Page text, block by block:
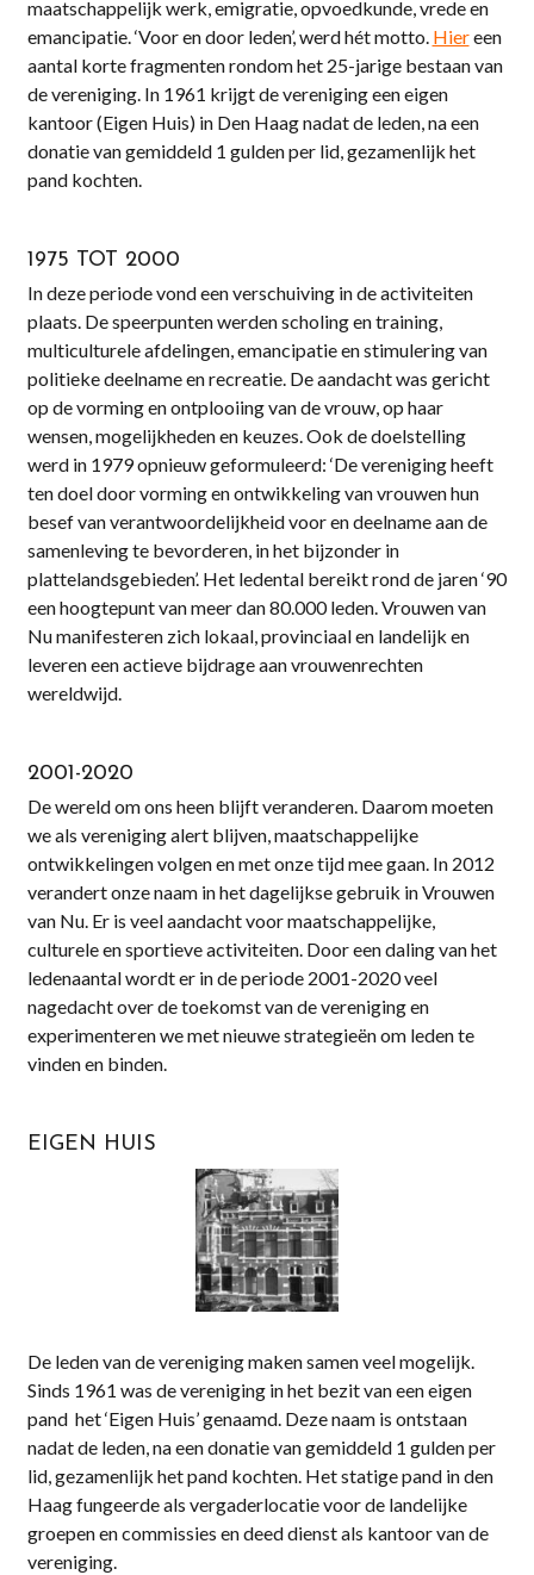
maatschappelijk werk, emigratie, opvoedkunde, vrede en
emancipatie. ‘Voor en door leden’, werd hét motto. Hiereen
aantal korte fragmenten rondom het 25-jarige bestaan van
de vereniging. In 1961 krijgt de vereniging een eigen
kantoor (Eigen Huis) in Den Haag nadat de leden, na een
donatie van gemiddeld 1 gulden per lid, gezamenlijk het
pand kochten.
1975 TOT 2000
In deze periode vond een verschuiving in de activiteiten
plaats. De speerpunten werden scholing en training,
multiculturele afdelingen, emancipatie en stimulering van
politieke deelname en recreatie. De aandacht was gericht
op de vorming en ontplooiing van de vrouw, op haar
wensen, mogelijkheden en keuzes. Ook de doelstelling
werd in 1979 opnieuw geformuleerd: ‘De vereniging heeft
ten doel door vorming en ontwikkeling van vrouwen hun
besef van verantwoordelijkheid voor en deelname aan de
samenleving te bevorderen, in het bijzonder in
plattelandsgebieden’. Het ledental bereikt rond de jaren ‘90
een hoogtepunt van meer dan 80.000 leden. Vrouwen van
Nu manifesteren zich lokaal, provinciaal en landelijk en
leveren een actieve bijdrage aan vrouwenrechten
wereldwijd.
2001-2020
De wereld om ons heen blijft veranderen. Daarom moeten
we als vereniging alert blijven, maatschappelijke
ontwikkelingen volgen en met onze tijd mee gaan. In 2012
verandert onze naam in het dagelijkse gebruik in Vrouwen
van Nu. Er is veel aandacht voor maatschappelijke,
culturele en sportieve activiteiten. Door een daling van het
ledenaantal wordt er in de periode 2001-2020 veel
nagedacht over de toekomst van de vereniging en
experimenteren we met nieuwe strategieën om leden te
vinden en binden.
EIGEN HUIS
De leden van de vereniging maken samen veel mogelijk.
Sinds 1961 was de vereniging in het bezit van een eigen
pand het ‘Eigen Huis’ genaamd. Deze naam is ontstaan
nadat de leden, na een donatie van gemiddeld 1 gulden per
lid, gezamenlijk het pand kochten. Het statige pand in den
Haag fungeerde als vergaderlocatie voor de landelijke
groepen en commissies en deed dienst als kantoor van de
vereniging.